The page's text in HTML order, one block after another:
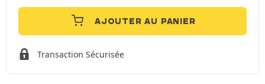
AJOUTER AU PANIER
Transaction Sécurisée